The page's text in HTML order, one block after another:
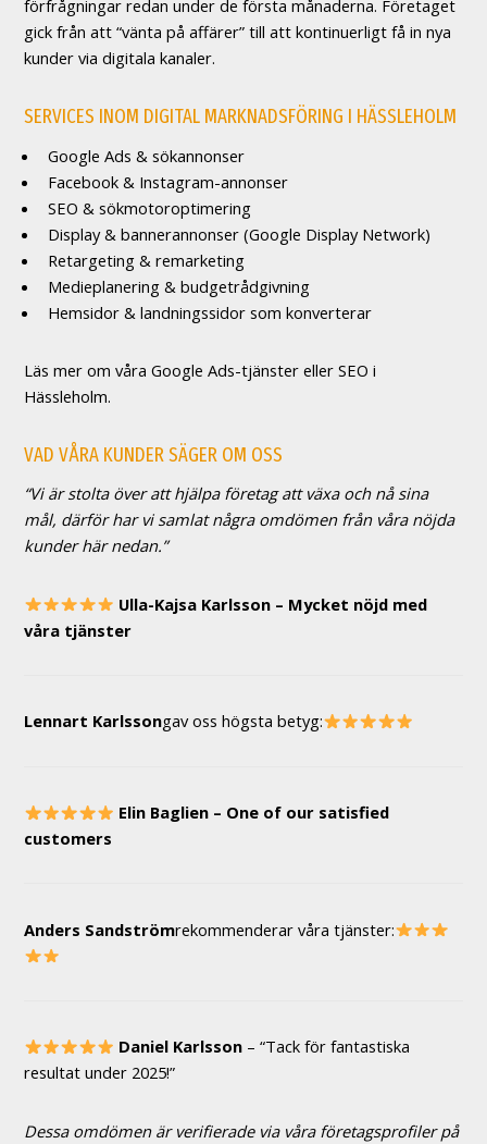
förfrågningar redan under de första månaderna. Företaget
gick från att “vänta på affärer” till att kontinuerligt få in nya
kunder via digitala kanaler.
SERVICES INOM DIGITAL MARKNADSFÖRING I HÄSSLEHOLM
Google Ads & sökannonser
Facebook & Instagram-annonser
SEO & sökmotoroptimering
Display & bannerannonser (Google Display Network)
Retargeting & remarketing
Medieplanering & budgetrådgivning
Hemsidor & landningssidor som konverterar
Läs mer om våra Google Ads-tjänster eller SEO i
Hässleholm.
VAD VÅRA KUNDER SÄGER OM OSS
“Vi är stolta över att hjälpa företag att växa och nå sina
mål, därför har vi samlat några omdömen från våra nöjda
kunder här nedan.”
Ulla-Kajsa Karlsson – Mycket nöjd med
våra tjänster
Lennart Karlssongav oss högsta betyg:
Elin Baglien – One of our satisfied
customers
Anders Sandströmrekommenderar våra tjänster:
Daniel Karlsson – “Tack för fantastiska
resultat under 2025!”
Dessa omdömen är verifierade via våra företagsprofiler på